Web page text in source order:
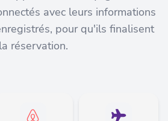
avec leurs informations
pour qu'ils finalisent
la réservation.